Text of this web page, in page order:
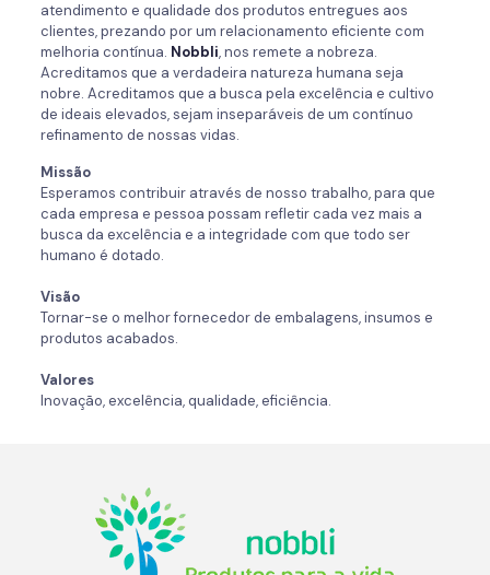
atendimento e qualidade dos produtos entregues aos
clientes, prezando por um relacionamento eficiente com
melhoria contínua. Nobbli, nos remete a nobreza.
Acreditamos que a verdadeira natureza humana seja
nobre. Acreditamos que a busca pela excelência e cultivo
de ideais elevados, sejam inseparáveis de um contínuo
refinamento de nossas vidas.
Missão
Esperamos contribuir através de nosso trabalho, para que
cada empresa e pessoa possam refletir cada vez mais a
busca da excelência e a integridade com que todo ser
humano é dotado.
Visão
Tornar-se o melhor fornecedor de embalagens, insumos e
produtos acabados.
Valores
Inovação, excelência, qualidade, eficiência.